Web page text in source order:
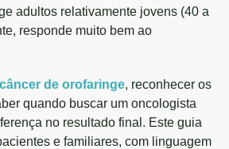
adultos relativamente jovens (40 a
responde muito bem ao
câncer de orofaringe, reconhecer os
quando buscar um oncologista
no resultado final. Este guia
e familiares, com linguagem